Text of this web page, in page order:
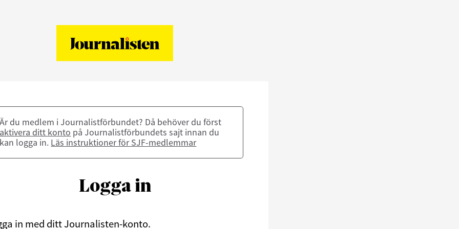
Är du medlem i Journalistförbundet? Då behöver du först
aktivera ditt konto på Journalistförbundets sajt innan du
kan logga in. Läs instruktioner för SJF-medlemmar
Logga in
in med ditt Journalisten-konto.